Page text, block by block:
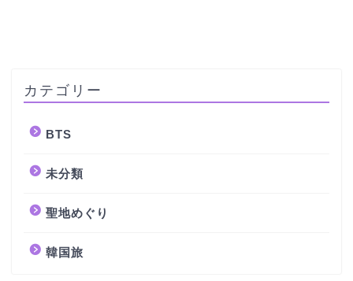
カテゴリー
BTS
未分類
聖地めぐり
韓国旅